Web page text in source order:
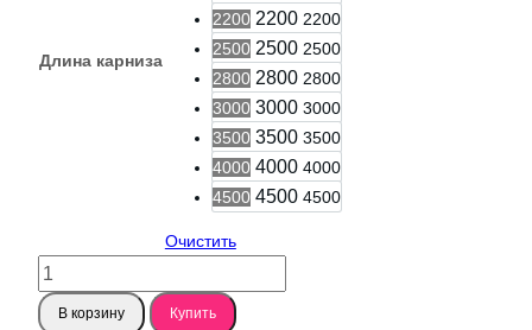
Длина карниза
2200 2200 2200
2500 2500 2500
2800 2800 2800
3000 3000 3000
3500 3500 3500
4000 4000 4000
4500 4500 4500
Очистить
Количество
товара
Карниз
В корзину Купить